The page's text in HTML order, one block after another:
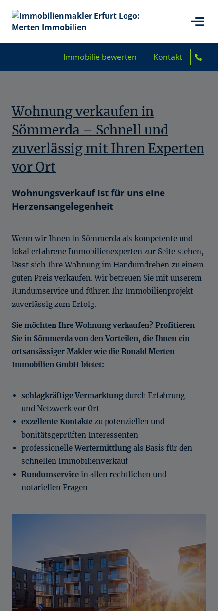
Immobilie bewerten Kontakt
Wohnung verkaufen in
Sömmerda – Schnell und
zuverlässig mit Ihren Experten
vor Ort
Wohnungsverkauf ist für uns eine
Herzensangelegenheit
Wenn wir Ihnen in Sömmerda als kompetente und
lokal erfahrene Immobilienexperten zur Seite stehen,
lässt sich Ihre Wohnung im Handumdrehen zu einem
guten Preis verkaufen. Wir betreuen Sie mit unserem
Rundumservice und führen Ihr Immobilienprojekt
zuverlässig zum Erfolg.
Sie möchten Ihre Wohnung verkaufen? Profitieren
Sie in Sömmerda von den Vorteilen, die Ihnen ein
ortsansässiger Makler wie die Ronald Merten
Immobilien GmbH bietet:
schlagkräftige Vermarktungdurch Erfahrung
und Netzwerk vor Ort
exzellente Kontakte zu potenziellen und
bonitätsgeprüften Interessenten
professionelleWertermittlungals Basis für den
schnellen Immobilienverkauf
Rundumservice in allen rechtlichen und
notariellen Fragen